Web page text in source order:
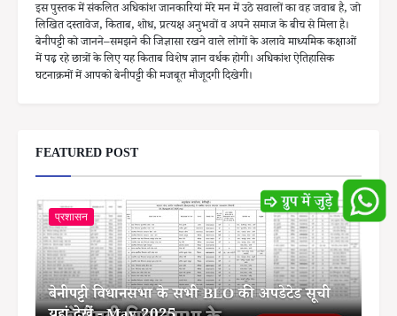
इस पुस्तक में संकलित अधिकांश जानकारियां मेरे मन में उठे सवालों का वह जवाब है, जो
लिखित दस्तावेज, किताब, शोध, प्रत्यक्ष अनुभवों व अपने समाज के बीच से मिला है।
बेनीपट्टी को जानने–समझने की जिज्ञासा रखने वाले लोगों के अलावे माध्यमिक कक्षाओं
में पढ़ रहे छात्रों के लिए यह किताब विशेष ज्ञान वर्धक होगी। अधिकांश ऐतिहासिक
घटनाक्रमों में आपको बेनीपट्टी की मजबूत मौजूदगी दिखेगी।
FEATURED POST
प्रशासन
बेनीपट्टी विधानसभा के सभी BLO की अपडेटेड सूची